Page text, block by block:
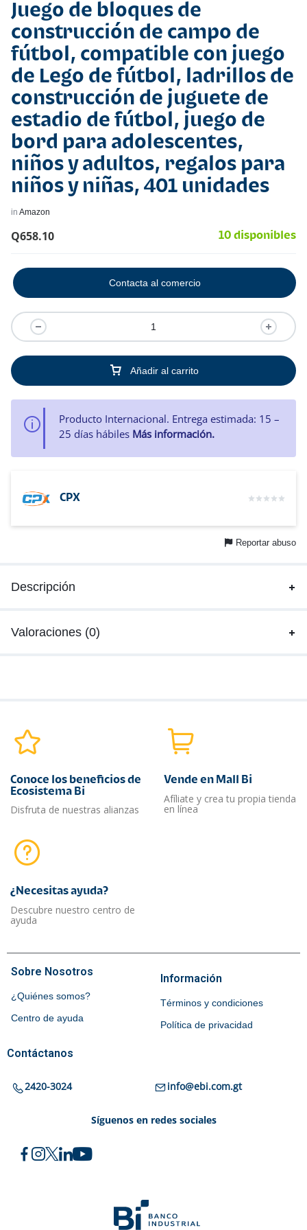
Juego de bloques de
construcción de campo de
fútbol, compatible con juego
de Lego de fútbol, ladrillos de
construcción de juguete de
estadio de fútbol, juego de
bord para adolescentes,
niños y adultos, regalos para
niños y niñas, 401 unidades
in Amazon
Q658.10 10 disponibles
Añadir al carrito
Contacta al comercio
Producto Internacional. Entrega estimada: 15 –
25 días hábiles Más información.
CPX
Reportar abuso
Descripción
Valoraciones (0)
Conoce los beneficios de
Ecosistema Bi
Disfruta de nuestras alianzas
Vende en Mall Bi
Afíliate y crea tu propia tienda
en línea
¿Necesitas ayuda?​
Descubre nuestro centro de
ayuda
Sobre Nosotros
¿Quiénes somos?
Centro de ayuda
Información
Términos y condiciones
Política de privacidad
Contáctanos
2420-3024 info@ebi.com.gt
Síguenos en redes sociales